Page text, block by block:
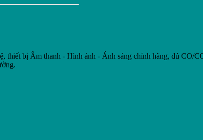
bị Âm thanh - Hình ảnh - Ánh sáng chính hãng, đủ CO/